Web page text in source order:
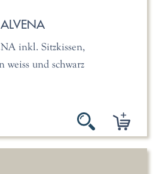
inkl. Sitzkissen,
und schwarz